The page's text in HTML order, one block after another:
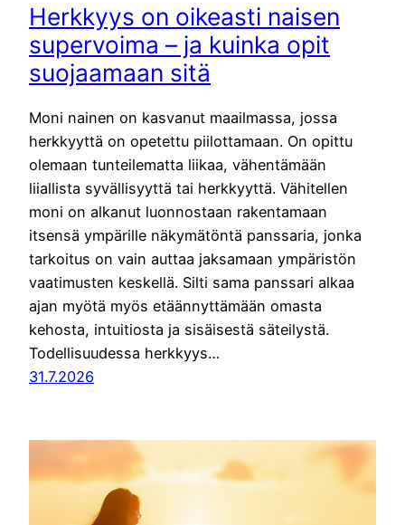
Herkkyys on oikeasti naisen
supervoima – ja kuinka opit
suojaamaan sitä
Moni nainen on kasvanut maailmassa, jossa
herkkyyttä on opetettu piilottamaan. On opittu
olemaan tunteilematta liikaa, vähentämään
liiallista syvällisyyttä tai herkkyyttä. Vähitellen
moni on alkanut luonnostaan rakentamaan
itsensä ympärille näkymätöntä panssaria, jonka
tarkoitus on vain auttaa jaksamaan ympäristön
vaatimusten keskellä. Silti sama panssari alkaa
ajan myötä myös etäännyttämään omasta
kehosta, intuitiosta ja sisäisestä säteilystä.
Todellisuudessa herkkyys…
31.7.2026